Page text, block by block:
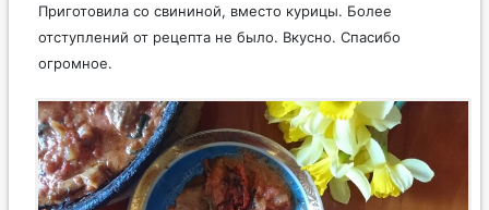
Приготовила со свининой, вместо курицы. Более
отступлений от рецепта не было. Вкусно. Спасибо
огромное.